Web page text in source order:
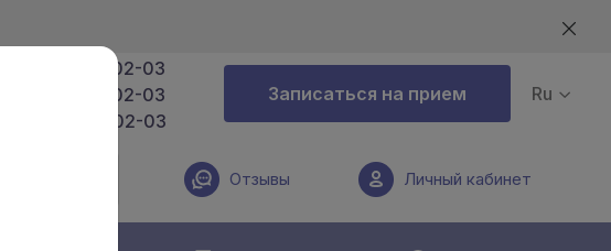
(096) 203-02-03
(063) 203-02-03
(050) 203-02-03
Записаться на прием Ru
Отзывы Личный кабинет